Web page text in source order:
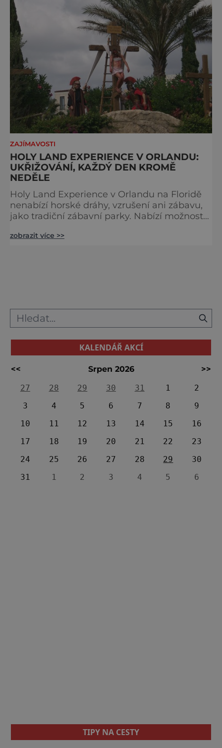
ZAJÍMAVOSTI
HOLY LAND EXPERIENCE V ORLANDU:
UKŘIŽOVÁNÍ, KAŽDÝ DEN KROMĚ
NEDĚLE
Holy Land Experience v Orlandu na Floridě
nenabízí horské dráhy, vzrušení ani zábavu,
jako tradiční zábavní parky. Nabízí možnost
dvěma tisíci lety uteklo ukřižování Ježíše,
zobrazit více >>
KALENDÁŘ AKCÍ
<< Srpen 2026
>>
27
28 29 30 31 1
2
3
4 5 6 7 8
9
10
11 12 13 14 15
16
17
18 19 20 21 22
23
24
25 26 27 28 29
30
31
1 2 3 4 5 6
TIPY NA CESTY